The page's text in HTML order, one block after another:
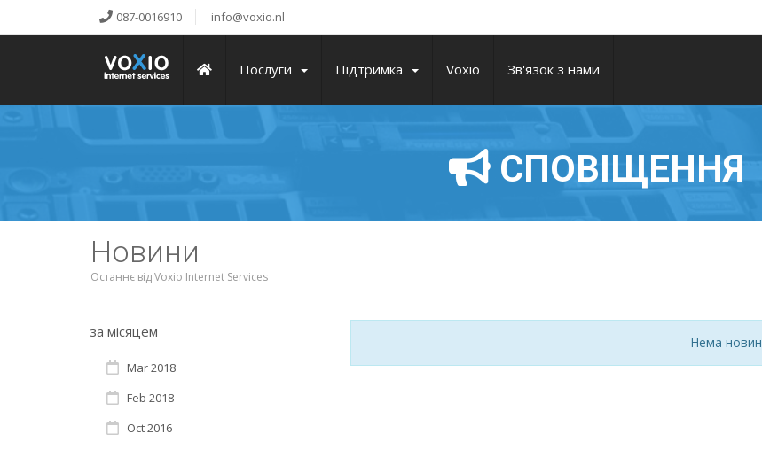
087-0016910 info@voxio.nl
Послуги Підтримка Voxio Зв'язок з нами
СПОВІЩЕННЯ
Новини
Останнє від Voxio Internet Services
за місяцем
Mar 2018
Feb 2018
Oct 2016
Нема новин